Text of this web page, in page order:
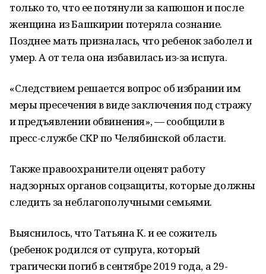
только то, что ее потянули за капюшон и после
женщина из Башкирии потеряла сознание.
Позднее мать призналась, что ребенок заболел и
умер. А от тела она избавилась из-за испуга.
«Следствием решается вопрос об избрании им
меры пресечения в виде заключения под стражу
и предъявлении обвинения», — сообщили в
пресс-службе СКР по Челябинской области.
Также правоохранители оценят работу
надзорных органов соцзащиты, которые должны
следить за неблагополучными семьями.
Выяснилось, что Татьяна К. и ее сожитель
(ребенок родился от супруга, который
трагически погиб в сентябре 2019 года, а 29-